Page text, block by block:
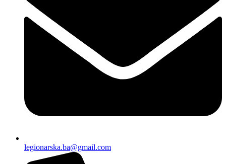
legionarska.ba@gmail.com